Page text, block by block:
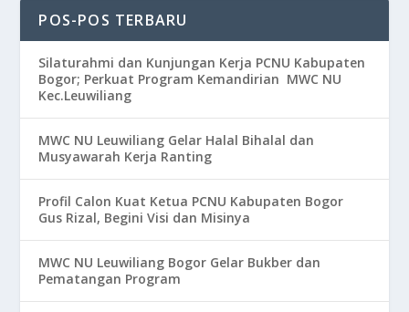
POS-POS TERBARU
Silaturahmi dan Kunjungan Kerja PCNU Kabupaten
Bogor; Perkuat Program Kemandirian MWC NU
Kec.Leuwiliang
MWC NU Leuwiliang Gelar Halal Bihalal dan
Musyawarah Kerja Ranting
Profil Calon Kuat Ketua PCNU Kabupaten Bogor
Gus Rizal, Begini Visi dan Misinya
MWC NU Leuwiliang Bogor Gelar Bukber dan
Pematangan Program